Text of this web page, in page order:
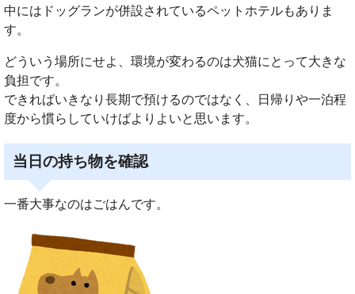
中にはドッグランが併設されているペットホテルもありま
す。
どういう場所にせよ、環境が変わるのは犬猫にとって大きな
負担です。
できればいきなり長期で預けるのではなく、日帰りや一泊程
度から慣らしていけばよりよいと思います。
当日の持ち物を確認
一番大事なのはごはんです。